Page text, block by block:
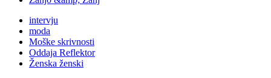
intervju
moda
Moške skrivnosti
Oddaja Reflektor
Ženska ženski